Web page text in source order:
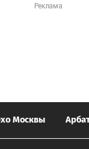
Москвы